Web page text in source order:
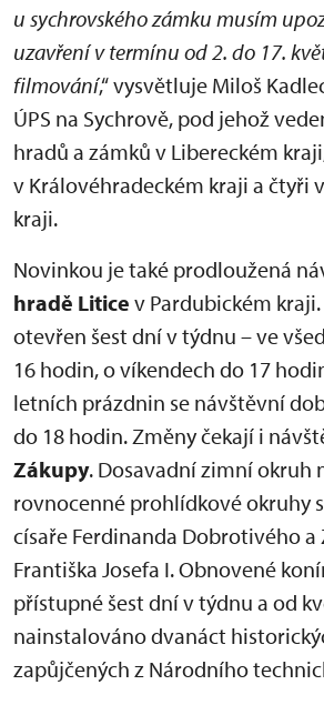
u sychrovského zámku musím
uzavření v termínu od 2. do 17.
filmování,“ vysvětluje Miloš
ÚPS na Sychrově, pod jehož
hradů a zámků v Libereckém
v Královéhradeckém kraji a čtyři
kraji.
Novinkou je také prodloužená
hradě Litice v Pardubickém
otevřen šest dní v týdnu – ve
16 hodin, o víkendech do 17
letních prázdnin se návštěvní
do 18 hodin. Změny čekají i
Zákupy. Dosavadní zimní okruh
rovnocenné prohlídkové okruhy
císaře Ferdinanda Dobrotivého a
Františka Josefa I. Obnovené
přístupné šest dní v týdnu a od
nainstalováno dvanáct
zapůjčených z Národního